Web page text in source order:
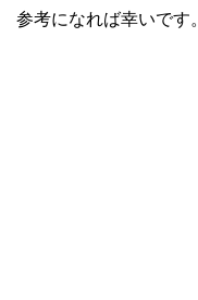
参考になれば幸いです。